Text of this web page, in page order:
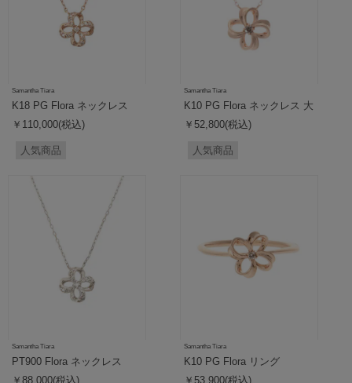
Samantha Tiara
K18 PG Flora ネックレス
￥110,000(税込)
人気商品
Samantha Tiara
K10 PG Flora ネックレス 大
￥52,800(税込)
人気商品
Samantha Tiara
PT900 Flora ネックレス
￥88,000(税込)
Samantha Tiara
K10 PG Flora リング
￥53,900(税込)